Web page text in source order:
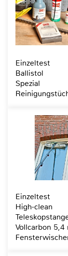
Einzeltest
Ballistol
Spezial
Einzeltest
High-clean
Vollcarbon